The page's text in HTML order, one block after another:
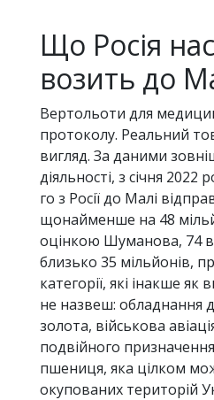
Що Росія
возить до
Вертольоти для
протоколу. Реальний
вигляд. За даними
діяльності, з січня
го з Росії до Малі
щонайменше на 48
оцінкою Шуманова, 74
близько 35 мільйонів,
категорії, які інакше
не назвеш: обладнання
золота, військова
подвійного
пшениця, яка цілком
окупованих територій